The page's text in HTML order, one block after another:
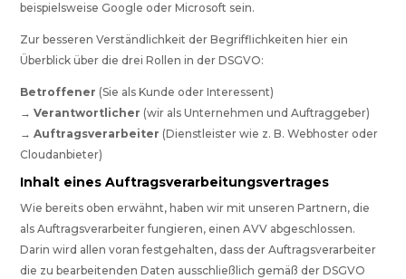
beispielsweise Google oder Microsoft sein.
Zur besseren Verständlichkeit der Begrifflichkeiten hier ein
Überblick über die drei Rollen in der DSGVO:
Betroffener (Sie als Kunde oder Interessent)
→ Verantwortlicher (wir als Unternehmen und Auftraggeber)
→ Auftragsverarbeiter (Dienstleister wie z. B. Webhoster oder
Cloudanbieter)
Inhalt eines Auftragsverarbeitungsvertrages
Wie bereits oben erwähnt, haben wir mit unseren Partnern, die
als Auftragsverarbeiter fungieren, einen AVV abgeschlossen.
Darin wird allen voran festgehalten, dass der Auftragsverarbeiter
die zu bearbeitenden Daten ausschließlich gemäß der DSGVO